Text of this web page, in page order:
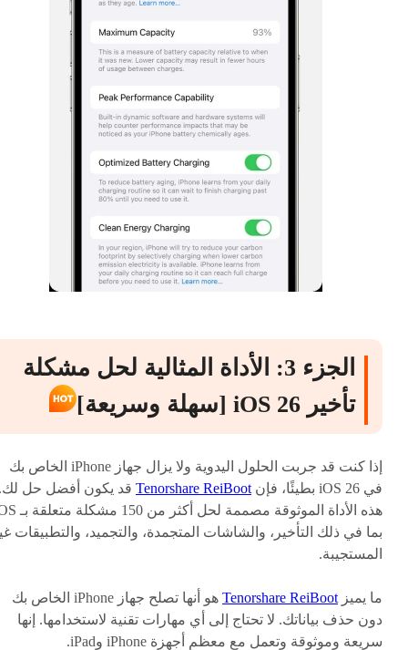
الجزء 3: الأداة المثالية لحل مشكلة
تأخير iOS 26 [سهلة وسريعة]
إذا كنت قد جربت الحلول اليدوية ولا يزال جهاز iPhone الخاص بك
في iOS 26 بطيئًا، فإن
Tenorshare ReiBoot قد يكون أفضل حل
بما في ذلك التأخير، والشاشات المتجمدة، والتجميد، والتطبيقات
المستجيبة.
ما يميز Tenorshare ReiBoot
هو أنها تصلح جهاز iPhone الخاص بك
دون حذف بياناتك. لا تحتاج إلى أي مهارات تقنية لاستخدامها. إنها
سريعة وموثوقة وتعمل مع معظم أجهزة iPhone وiPad.